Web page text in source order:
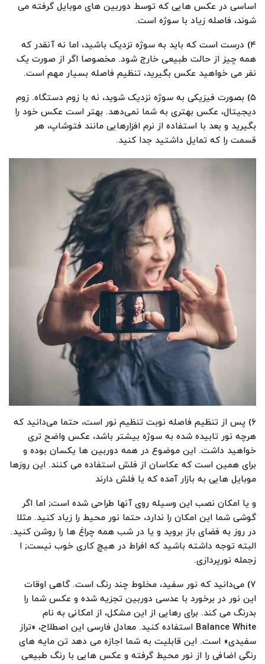
اساسی در عکس هایی که توسط دوربین های موبایل گرفته می
شوند، فاصله زیاد با سوژه است.
۴) درست است که باید به سوژه نزدیک باشید، اما نه آنقدر که
همه چیز از حالت طبیعی خارج شود. مخصوصا اگر از صورت یک
نفر می خواهید عکس بگیرید، تنظیم فاصله بسیار مهم است.
۵) بصورت فیزیکی به سوژه نزدیک شوید، نه با زوم دستگاه. زوم
دیجیتال، عکس بهتری به شما نمی‌دهد. بهتر است عکس خود را
بگیرید و بعد با استفاده از نرم افزارهایی مانند فتوشاپ، هر
قسمت را که تمایل داشتید جدا کنید.
۶) پس از تنظیم فاصله نوبت تنظیم نور است، حتما می‌دانید که
هرچه نور تابیده شده به سوژه بیشتر باشد، عکس واضح تری
خواهید داشت. این موضوع در همه دوربین ها یکسان بوده و
برای همین است که عکاسان از فلش استفاده می کنند. این روزها
موبایل هایی به بازار آمده که یا فلش دارند
و یا امکان نصب این وسیله روی آنها طراحی شده است; اما اگر
گوشی شما این امکان را ندارد، حتما نور محیط را زیاد کنید. مثلا
در روز به فضای باز بروید و یا در شب همه چراغ ها را روشن کنید.
البته توجه داشته باشید که افراط در هیچ کاری خوب نیست; ا
زجمله نورپردازی.
۷) می‌دانید که نور سفید، مخلوط چند رنگ است. گاهی اوقات
این نور در برخورد با عدسی دوربین تجزیه شده و عکس شما را
بدرنگ می کند. برای رهایی از این مشکل، از امکانی به نام
Balance White استفاده کنید. معادل فارسی این اصطلاح، «تراز
سفیدی» است. این قابلیت به شما اجازه می دهد تن مایه های
رنگی اضافی را از نور محیط گرفته و عکس هایی با رنگ طبیعی